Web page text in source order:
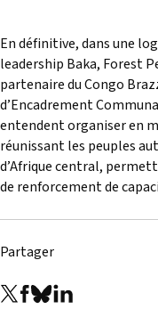
En définitive, dans une
leadership Baka, Forest
partenaire du Congo
d’Encadrement
entendent organiser en
réunissant les peuples
d’Afrique central,
de renforcement de
Partager